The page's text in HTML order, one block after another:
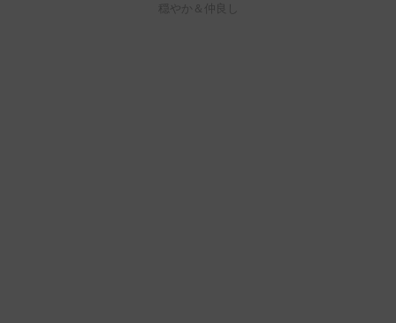
穏やか＆仲良し